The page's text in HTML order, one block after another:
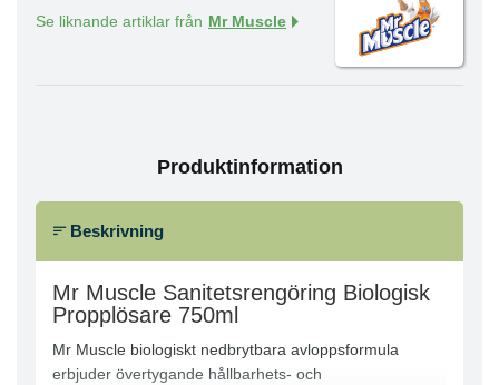
Se liknande artiklar från Mr Muscle
Produktinformation
Beskrivning
Mr Muscle Sanitetsrengöring Biologisk
Propplösare 750ml
Mr Muscle biologiskt nedbrytbara avloppsformula
erbjuder övertygande hållbarhets- och